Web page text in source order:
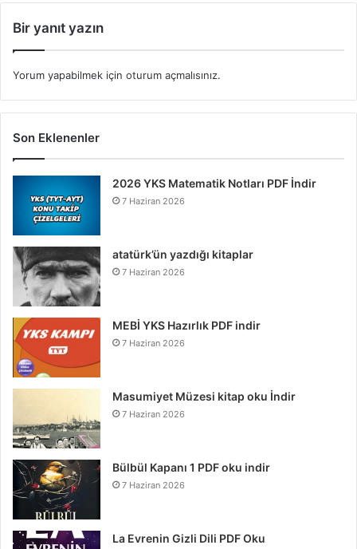
Bir yanıt yazın
Yorum yapabilmek için oturum açmalısınız.
Son Eklenenler
2026 YKS Matematik Notları PDF İndir
7 Haziran 2026
atatürk’ün yazdığı kitaplar
7 Haziran 2026
MEBİ YKS Hazırlık PDF indir
7 Haziran 2026
Masumiyet Müzesi kitap oku İndir
7 Haziran 2026
Bülbül Kapanı 1 PDF oku indir
7 Haziran 2026
La Evrenin Gizli Dili PDF Oku